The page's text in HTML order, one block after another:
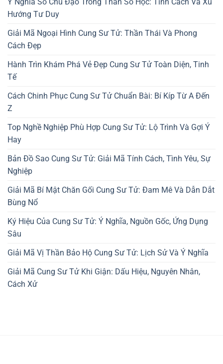
Hướng Tư Duy
Giải Mã Ngoại Hình Cung Sư Tử: Thần Thái Và Phong
Cách Đẹp
Hành Trìn Khám Phá Vẻ Đẹp Cung Sư Tử Toàn Diện, Tinh
Tế
Cách Chinh Phục Cung Sư Tử Chuẩn Bài: Bí Kíp Từ A Đến
Z
Top Nghề Nghiệp Phù Hợp Cung Sư Tử: Lộ Trình Và Gợi Ý
Hay
Bản Đồ Sao Cung Sư Tử: Giải Mã Tính Cách, Tình Yêu, Sự
Nghiệp
Giải Mã Bí Mật Chăn Gối Cung Sư Tử: Đam Mê Và Dẫn Dắt
Bùng Nổ
Ký Hiệu Của Cung Sư Tử: Ý Nghĩa, Nguồn Gốc, Ứng Dụng
Sâu
Giải Mã Vị Thần Bảo Hộ Cung Sư Tử: Lịch Sử Và Ý Nghĩa
Giải Mã Cung Sư Tử Khi Giận: Dấu Hiệu, Nguyên Nhân,
Cách Xử